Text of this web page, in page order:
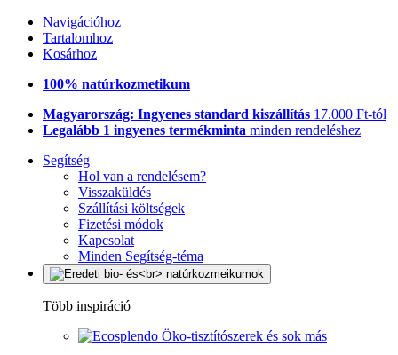
Navigációhoz
Tartalomhoz
Kosárhoz
100% natúrkozmetikum
Magyarország: Ingyenes standard kiszállítás 17.000 Ft-tól
Legalább 1 ingyenes termékminta minden rendeléshez
Segítség
Hol van a rendelésem?
Visszaküldés
Szállítási költségek
Fizetési módok
Kapcsolat
Minden Segítség-téma
Több inspiráció
Öko-tisztítószerek és sok más